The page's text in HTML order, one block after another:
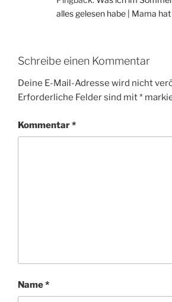
alles gelesen habe | Mama
Schreibe einen Kommentar
Deine E-Mail-Adresse wird nicht
Erforderliche Felder sind mit*
Kommentar*
Name*